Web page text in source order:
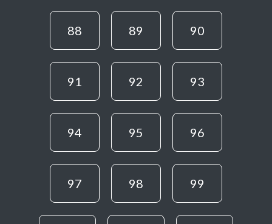
88 89 90
91 92 93
94 95 96
97 98 99